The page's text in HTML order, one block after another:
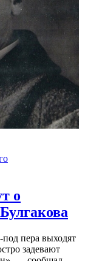
о
пера выходят
задевают